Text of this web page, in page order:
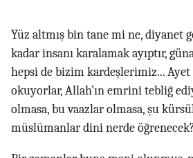
Yüz altmış bin tane mi ne, diyanet
kadar insanı karalamak ayıptır,
hepsi de bizim kardeşlerimiz...
okuyorlar, Allah’ın emrini tebliğ
olmasa, bu vaazlar olmasa, şu
müslümanlar dini nerde